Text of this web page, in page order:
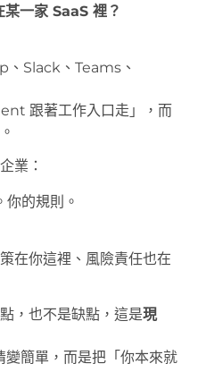
一家 SaaS 裡？
Slack、Teams、
跟著工作入口走」，而
業：
的規則。
在你這裡、風險責任也在
，也不是缺點，這是現
簡單，而是把「你本來就